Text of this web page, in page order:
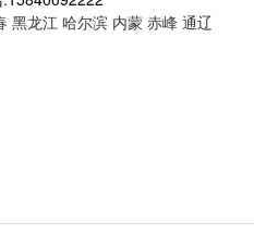
黑龙江 哈尔滨 内蒙 赤峰 通辽